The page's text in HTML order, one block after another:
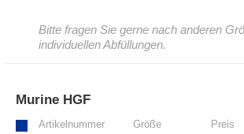
Bitte fragen Sie gerne nach anderen
individuellen Abfüllungen.
Murine HGF
Artikelnummer Größe Preis